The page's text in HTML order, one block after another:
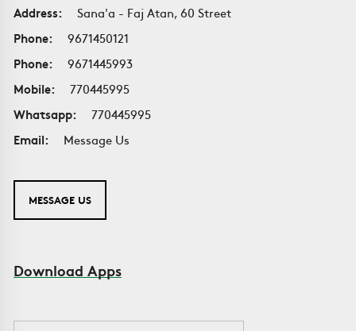
Address:
Sana'a - Faj Atan, 60 Street
Phone:
9671450121
Phone:
9671445993
Mobile:
770445995
Whatsapp:
770445995
Email:
Message Us
MESSAGE US
Download Apps